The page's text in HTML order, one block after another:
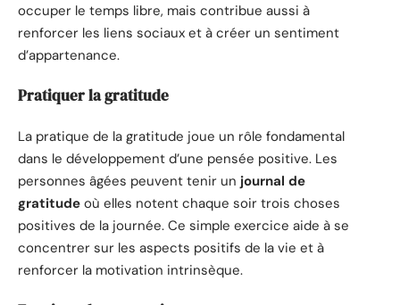
occuper le temps libre, mais contribue aussi à
renforcer les liens sociaux et à créer un sentiment
d’appartenance.
Pratiquer la gratitude
La pratique de la gratitude joue un rôle fondamental
dans le développement d’une pensée positive. Les
personnes âgées peuvent tenir un journal de
gratitude où elles notent chaque soir trois choses
positives de la journée. Ce simple exercice aide à se
concentrer sur les aspects positifs de la vie et à
renforcer la motivation intrinsèque.